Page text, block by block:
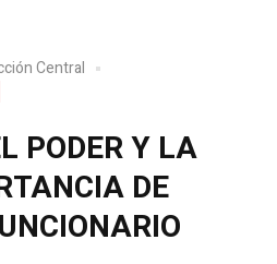
Central
PODER Y LA
DE